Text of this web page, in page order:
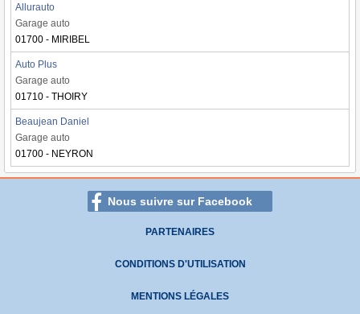
Allurauto
Garage auto
01700 - MIRIBEL
Auto Plus
Garage auto
01710 - THOIRY
Beaujean Daniel
Garage auto
01700 - NEYRON
Nous suivre sur Facebook
PARTENAIRES
CONDITIONS D'UTILISATION
MENTIONS LÉGALES